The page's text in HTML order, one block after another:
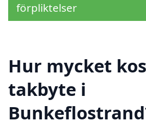
förpliktelser
Hur mycket
takbyte i